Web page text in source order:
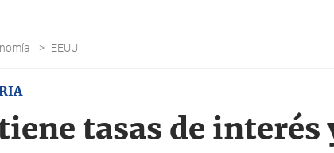
> EEUU
tasas de interés